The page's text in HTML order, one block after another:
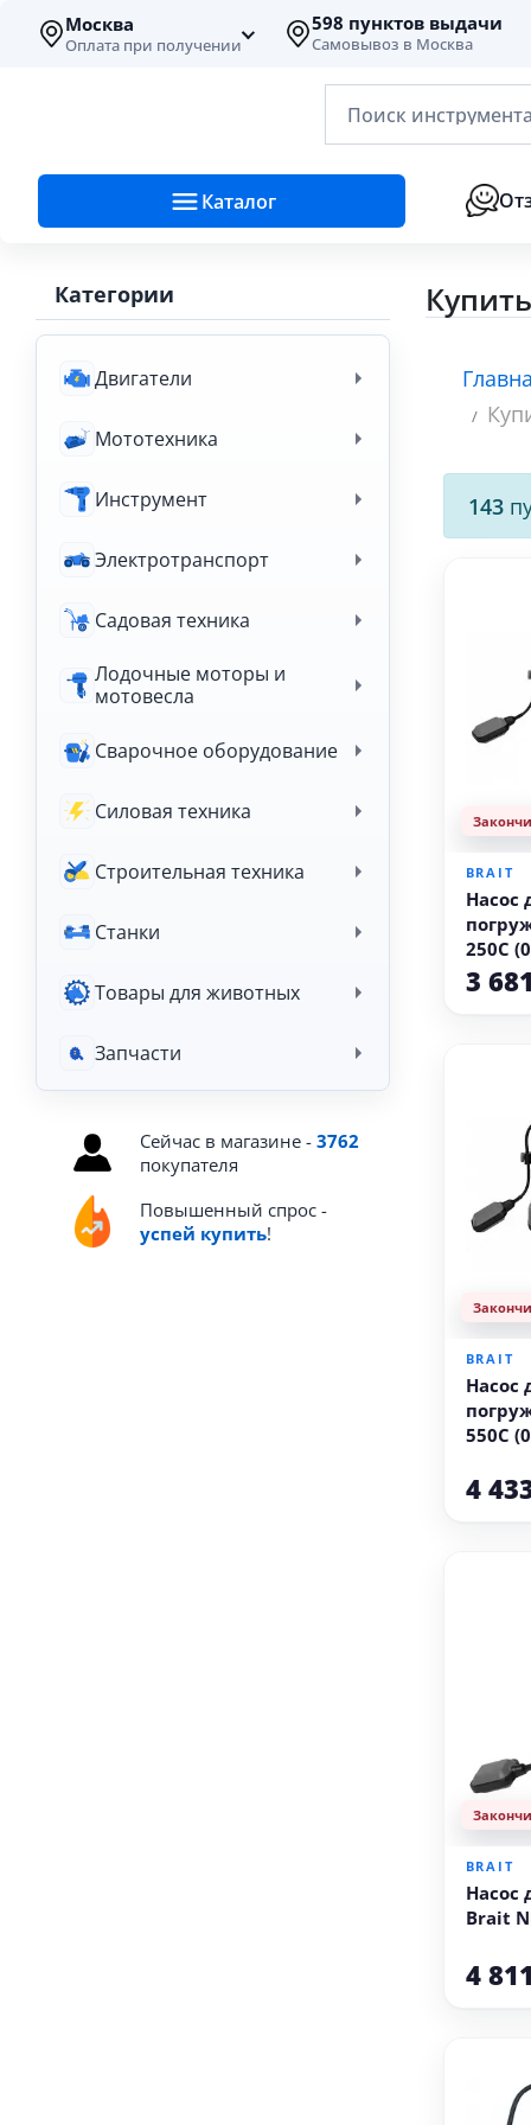
Москва
Оплата при получении
598 пунктов выдачи
Самовывоз в Москва
Поиск
Каталог
Категории
Двигатели
Мототехника
Инструмент
Электротранспорт
Садовая техника
Лодочные моторы и
мотовесла
Сварочное оборудование
Силовая техника
Строительная техника
Станки
Товары для животных
Запчасти
Сейчас в магазине - 3762
покупателя
Повышенный спрос -
успей купить!
143
BRAIT
Насос
250C
3 681
BRAIT
Насос
550C
4
BRAIT
Насос
Brait
4 811